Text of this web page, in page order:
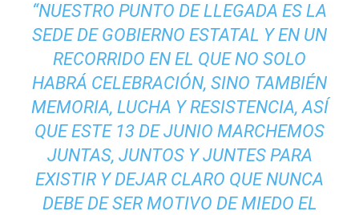
“NUESTRO PUNTO DE LLEGADA ES LA
SEDE DE GOBIERNO ESTATAL Y EN UN
RECORRIDO EN EL QUE NO SOLO
HABRÁ CELEBRACIÓN, SINO TAMBIÉN
MEMORIA, LUCHA Y RESISTENCIA, ASÍ
QUE ESTE 13 DE JUNIO MARCHEMOS
JUNTAS, JUNTOS Y JUNTES PARA
EXISTIR Y DEJAR CLARO QUE NUNCA
DEBE DE SER MOTIVO DE MIEDO EL